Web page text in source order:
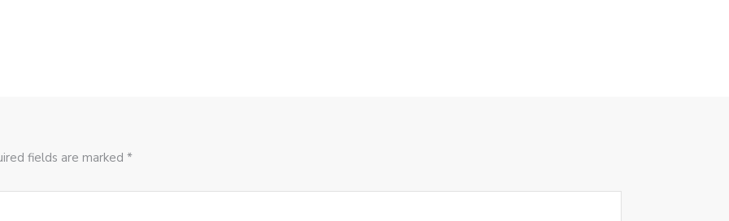
fields are marked *